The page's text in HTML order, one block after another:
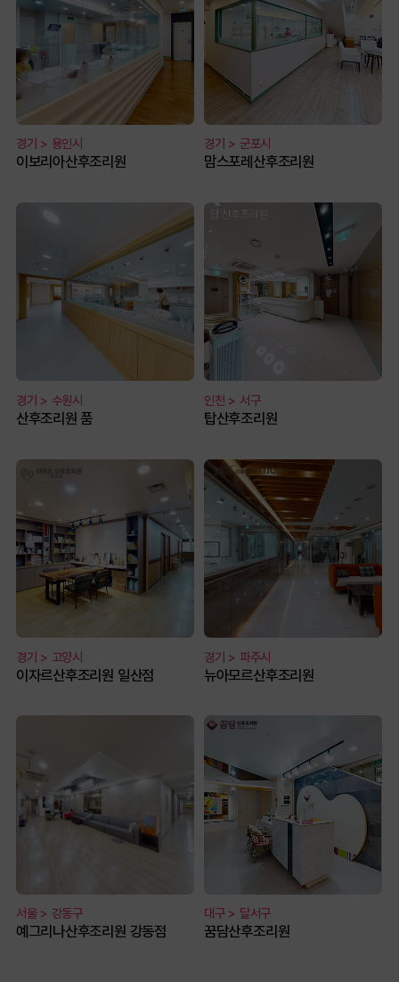
경기 > 용인시
이보리아산후조리원
경기 > 군포시
맘스포레산후조리원
경기 > 수원시
산후조리원 품
인천 > 서구
탑산후조리원
경기 > 고양시
이자르산후조리원 일산점
경기 > 파주시
뉴아모르산후조리원
서울 > 강동구
예그리나산후조리원 강동점
대구 > 달서구
꿈담산후조리원